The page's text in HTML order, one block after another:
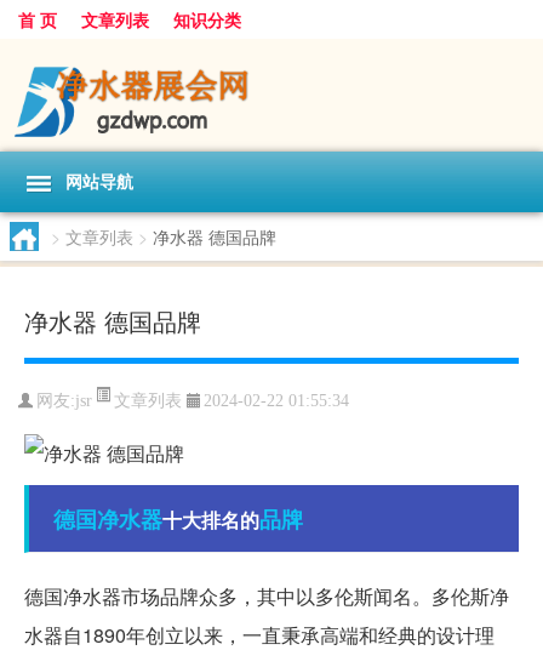
首 页 文章列表 知识分类
网站导航
> 文章列表 > 净水器 德国品牌
净水器 德国品牌
网友:jsr 文章列表 2024-02-22 01:55:34
德国净水器十大排名的品牌
德国净水器市场品牌众多，其中以多伦斯闻名。多伦斯净
水器自1890年创立以来，一直秉承高端和经典的设计理